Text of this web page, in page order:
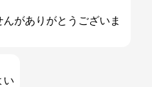
がありがとうございま
い